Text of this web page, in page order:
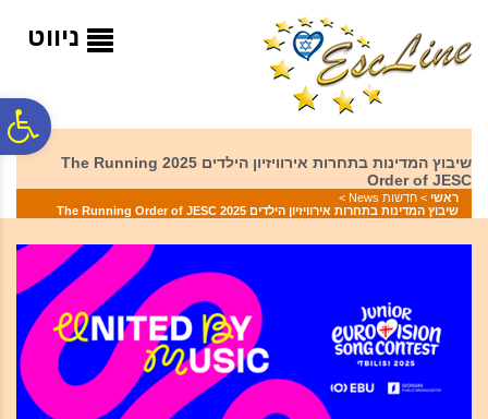
המרכזי
ניווט
שיבוץ המדינות בתחרות אירוויזיון הילדים 2025 The Running
Order of JESC
ראשי > חדשות News
>
שיבוץ המדינות בתחרות אירוויזיון הילדים 2025 The Running Order of JESC